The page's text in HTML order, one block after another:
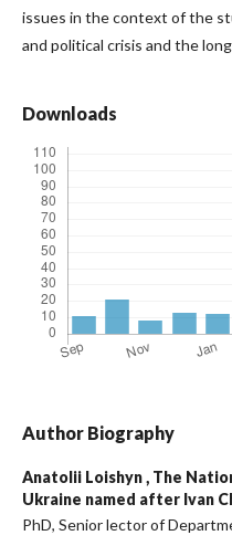
issues in the context of the
and political crisis and the
Downloads
Author Biography
Anatolii Loishyn , The
Ukraine named after Ivan
PhD, Senior lector of